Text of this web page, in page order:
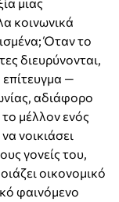
μιας
κοινωνικά
Όταν το
διευρύνονται,
επίτευγμα —
αδιάφορο
μέλλον ενός
νοικιάσει
γονείς του,
οικονομικό
φαινόμενο